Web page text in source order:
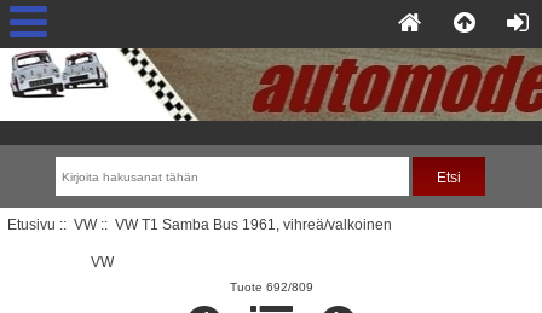
Etusivu :: VW:: VW T1 Samba Bus 1961, vihreä/valkoinen
VW
Tuote 692/809